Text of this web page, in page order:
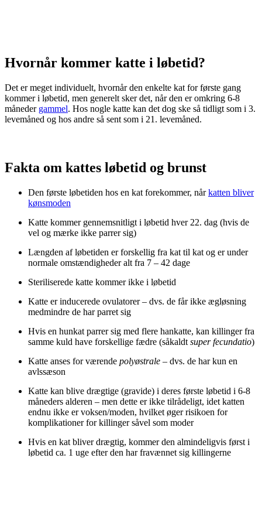
Hvornår kommer katte i løbetid?
Det er meget individuelt, hvornår den enkelte kat for første gang
kommer i løbetid, men generelt sker det, når den er omkring 6-8
måneder gammel. Hos nogle katte kan det dog ske så tidligt som i 3.
levemåned og hos andre så sent som i 21. levemåned.
Fakta om kattes løbetid og brunst
Den første løbetiden hos en kat forekommer, nårkatten bliver
kønsmoden
Katte kommer gennemsnitligt i løbetid hver 22. dag (hvis de
vel og mærke ikke parrer sig)
Længden af løbetiden er forskellig fra kat til kat og er under
normale omstændigheder alt fra 7 – 42 dage
Steriliserede katte kommer ikke i løbetid
Katte er inducerede ovulatorer – dvs. de får ikke ægløsning
medmindre de har parret sig
Hvis en hunkat parrer sig med flere hankatte, kan killinger fra
samme kuld have forskellige fædre (såkaldt super fecundatio)
Katte anses for værende polyøstrale – dvs. de har kun en
avlssæson
Katte kan blive drægtige (gravide) i deres første løbetid i 6-8
måneders alderen – men dette er ikke tilrådeligt, idet katten
endnu ikke er voksen/moden, hvilket øger risikoen for
komplikationer for killinger såvel som moder
Hvis en kat bliver drægtig, kommer den almindeligvis først i
løbetid ca. 1 uge efter den har fravænnet sig killingerne